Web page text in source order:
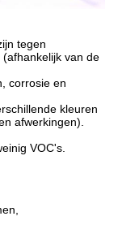
tegen
van de
corrosie en
kleuren
afwerkingen).
VOC's.